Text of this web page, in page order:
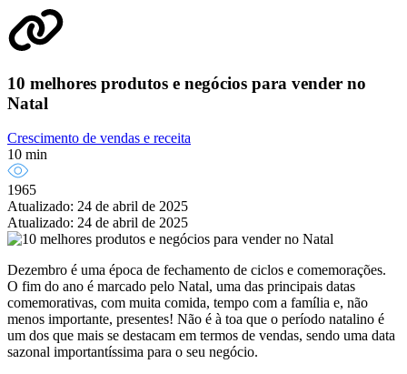
10 melhores produtos e negócios para vender no
Natal
Crescimento de vendas e receita
10 min
1965
Atualizado: 24 de abril de 2025
Atualizado: 24 de abril de 2025
Dezembro é uma época de fechamento de ciclos e comemorações.
O fim do ano é marcado pelo Natal, uma das principais datas
comemorativas, com muita comida, tempo com a família e, não
menos importante, presentes! Não é à toa que o período natalino é
um dos que mais se destacam em termos de vendas, sendo uma data
sazonal importantíssima para o seu negócio.